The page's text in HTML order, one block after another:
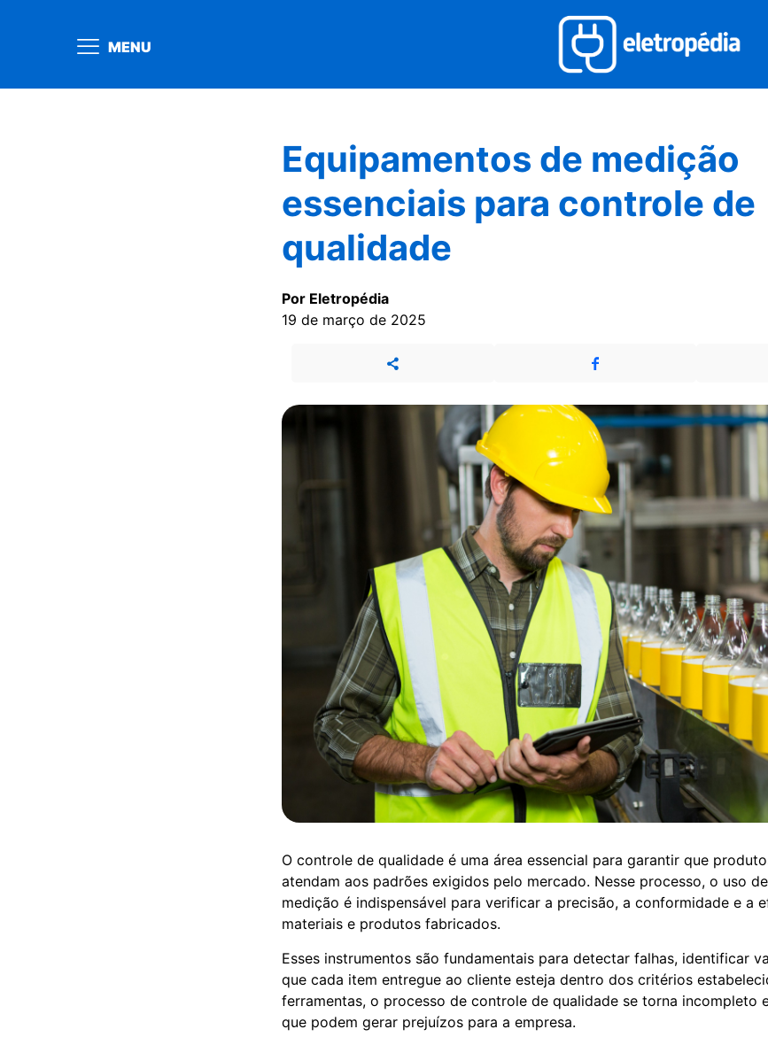
MENU
Equipamentos de medição
essenciais para controle de
qualidade
Por Eletropédia
19 de março de 2025
O controle de qualidade é uma área essencial para garantir que
atendam aos padrões exigidos pelo mercado. Nesse processo, o uso
medição é indispensável para verificar a precisão, a conformidade e a
materiais e produtos fabricados.
Esses instrumentos são fundamentais para detectar falhas, identificar
que cada item entregue ao cliente esteja dentro dos critérios
ferramentas, o processo de controle de qualidade se torna incompleto
que podem gerar prejuízos para a empresa.